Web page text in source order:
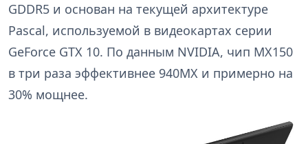
GDDR5 и основан на текущей архитектуре
Pascal, используемой в видеокартах серии
GeForce GTX 10. По данным NVIDIA, чип MX150
в три раза эффективнее 940MX и примерно на
30% мощнее.